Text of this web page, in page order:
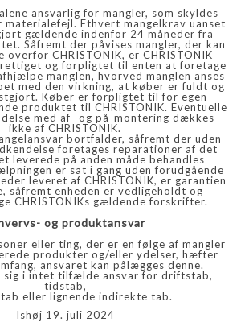
ansvarlig for mangler, som skyldes
Ethvert mangelkrav uanset
gældende indenfor 24 måneder fra
Såfremt der påvises mangler, der kan
overfor CHRISTONIK, er CHRISTONIK
og forpligtet til enten at foretage
manglen, hvorved manglen anses
med den virkning, at køber er fuldt og
Køber er forpligtet til for egen
produktet til CHRISTONIK. Eventuelle
med af- og på-montering dækkes
ikke af CHRISTONIK.
bortfalder, såfremt der uden
foretages reparationer af det
leverede på anden måde behandles
er sat i gang uden forudgående
leveret af CHRISTONIK, er garantien
såfremt enheden er vedligeholdt og
CHRISTONIKs gældende forskrifter.
og produktansvar
eller ting, der er en følge af mangler
produkter og/eller ydelser, hæfter
ansvaret kan pålægges denne.
sig i intet tilfælde ansvar for driftstab,
tidstab,
eller lignende indirekte tab.
Ishøj 19. juli 2024